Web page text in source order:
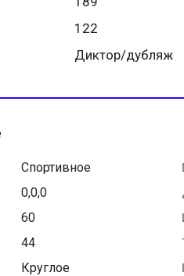
122
Диктор/дубляж
Спортивное
0,0,0
60
44
Круглое